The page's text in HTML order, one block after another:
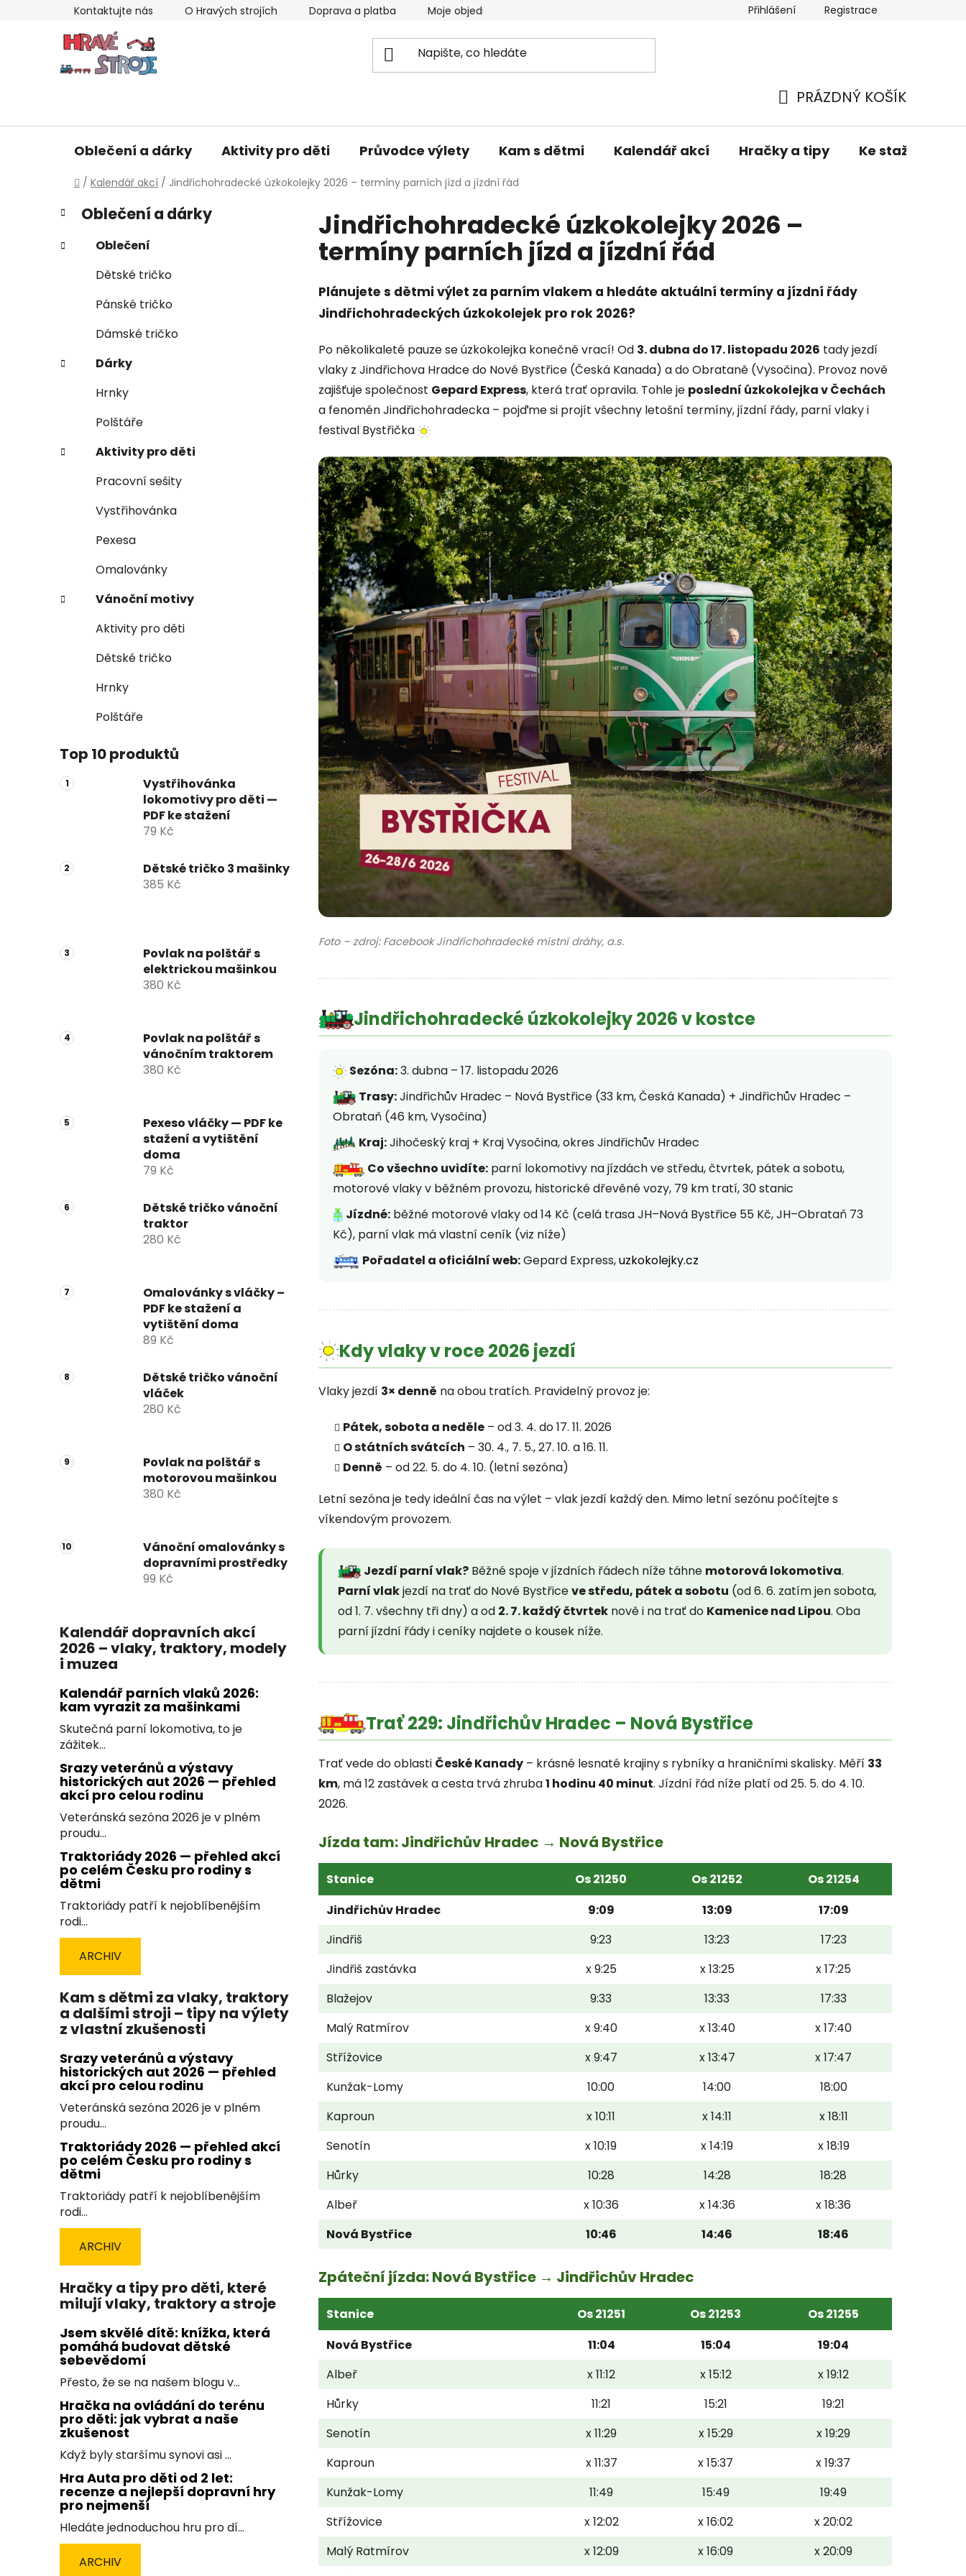
Kontaktujte nás O Hravých strojích Doprava a platba Moje objednávka Obchodní podmínky Podmínky ochrany
Přihlášení Registrace
KOŠÍK
PRÁZDNÝ KOŠÍK
Oblečení a dárky Aktivity pro děti Průvodce výlety Kam s dětmi Kalendář akcí Hračky a tipy Ke stažení
Domů
/ Kalendář akcí / Jindřichohradecké úzkokolejky 2026 – termíny parních jízd a jízdní řád
P
o
s
í
p
l
Přeskočit
kategorie
K
a
e
Oblečení a dárky
Oblečení
Dětské tričko
Pánské tričko
Dámské tričko
Dárky
Hrnky
Polštáře
Aktivity pro děti
Pracovní sešity
Vystřihovánka
Pexesa
Omalovánky
Vánoční motivy
Aktivity pro děti
Dětské tričko
Hrnky
Polštáře
Top 10 produktů
Vystřihovánka
lokomotivy pro děti —
PDF ke stažení
79 Kč
Dětské tričko 3 mašinky
385 Kč
Povlak na polštář s
elektrickou mašinkou
380 Kč
Povlak na polštář s
vánočním traktorem
380 Kč
Pexeso vláčky — PDF ke
stažení a vytištění
doma
79 Kč
Dětské tričko vánoční
traktor
280 Kč
Omalovánky s vláčky –
PDF ke stažení a
vytištění doma
89 Kč
Dětské tričko vánoční
vláček
280 Kč
Povlak na polštář s
motorovou mašinkou
380 Kč
Vánoční omalovánky s
dopravními prostředky
99 Kč
Kalendář dopravních akcí
2026 – vlaky, traktory, modely
i muzea
Kalendář parních vlaků 2026:
kam vyrazit za mašinkami
Skutečná parní lokomotiva, to je
zážitek...
Srazy veteránů a výstavy
historických aut 2026 — přehled
akcí pro celou rodinu
Veteránská sezóna 2026 je v plném
proudu...
Traktoriády 2026 — přehled akcí
po celém Česku pro rodiny s
dětmi
Traktoriády patří k nejoblíbenějším
rodi...
ARCHIV
Kam s dětmi za vlaky, traktory
a dalšími stroji – tipy na výlety
z vlastní zkušenosti
Srazy veteránů a výstavy
historických aut 2026 — přehled
akcí pro celou rodinu
Veteránská sezóna 2026 je v plném
proudu...
Traktoriády 2026 — přehled akcí
po celém Česku pro rodiny s
dětmi
Traktoriády patří k nejoblíbenějším
rodi...
ARCHIV
Hračky a tipy pro děti, které
milují vlaky, traktory a stroje
Jsem skvělé dítě: knížka, která
pomáhá budovat dětské
sebevědomí
Přesto, že se na našem blogu v...
Hračka na ovládání do terénu
pro děti: jak vybrat a naše
zkušenost
Když byly staršímu synovi asi ...
Hra Auta pro děti od 2 let:
recenze a nejlepší dopravní hry
pro nejmenší
Hledáte jednoduchou hru pro dí...
ARCHIV
Jindřichohradecké úzkokolejky 2026 –
termíny parních jízd a jízdní řád
Plánujete s dětmi výlet za parním vlakem a hledáte aktuální termíny a jízdní řády
Jindřichohradeckých úzkokolejek pro rok 2026?
Po několikaleté pauze se úzkokolejka konečně vrací! Od 3. dubna do 17. listopadu 2026 tady jezdí
vlaky z Jindřichova Hradce do Nové Bystřice (Česká Kanada) a do Obrataně (Vysočina). Provoz nově
zajišťuje společnost Gepard Express, která trať opravila. Tohle je poslední úzkokolejka v Čechách
a fenomén Jindřichohradecka – pojďme si projít všechny letošní termíny, jízdní řády, parní vlaky i
festival Bystřička
Foto – zdroj: Facebook Jindřichohradecké místní dráhy, a.s.
Jindřichohradecké úzkokolejky 2026 v kostce
Sezóna:3. dubna – 17. listopadu 2026
Trasy:Jindřichův Hradec – Nová Bystřice (33 km, Česká Kanada) + Jindřichův Hradec –
Obrataň (46 km, Vysočina)
Kraj:Jihočeský kraj + Kraj Vysočina, okres Jindřichův Hradec
Co všechno uvidíte:parní lokomotivy na jízdách ve středu, čtvrtek, pátek a sobotu,
motorové vlaky v běžném provozu, historické dřevěné vozy, 79 km tratí, 30 stanic
Jízdné:běžné motorové vlaky od 14 Kč (celá trasa JH–Nová Bystřice 55 Kč, JH–Obrataň 73
Kč), parní vlak má vlastní ceník (viz níže)
Pořadatel a oficiální web:Gepard Express,uzkokolejky.cz
Kdy vlaky v roce 2026 jezdí
Vlaky jezdí 3× denně na obou tratích. Pravidelný provoz je:
Pátek, sobota a neděle – od 3. 4. do 17. 11. 2026
O státních svátcích – 30. 4., 7. 5., 27. 10. a 16. 11.
Denně – od 22. 5. do 4. 10. (letní sezóna)
Letní sezóna je tedy ideální čas na výlet – vlak jezdí každý den. Mimo letní sezónu počítejte s
víkendovým provozem.
Jezdí parní vlak? Běžné spoje v jízdních řádech níže táhne motorová lokomotiva.
Parní vlakjezdí na trať do Nové Bystřiceve středu, pátek a sobotu (od 6. 6. zatím jen sobota,
od 1. 7. všechny tři dny) a od 2. 7. každý čtvrtek nově i na trať do Kamenice nad Lipou. Oba
parní jízdní řády i ceníky najdete o kousek níže.
Trať 229: Jindřichův Hradec – Nová Bystřice
Trať vede do oblasti České Kanady – krásné lesnaté krajiny s rybníky a hraničními skalisky. Měří 33
km, má 12 zastávek a cesta trvá zhruba1 hodinu 40 minut. Jízdní řád níže platí od 25. 5. do 4. 10.
2026.
Jízda tam: Jindřichův Hradec → Nová Bystřice
Stanice Os 21250 Os 21252
Os 21254
Jindřichův Hradec
9:09 13:09
17:09
Jindřiš
9:23 13:23
17:23
Jindřiš zastávka
x 9:25 x 13:25
x 17:25
Blažejov
9:33 13:33
17:33
Malý Ratmírov
x 9:40 x 13:40
x 17:40
Střížovice
x 9:47 x 13:47
x 17:47
Kunžak-Lomy
10:00 14:00
18:00
Kaproun
x 10:11 x 14:11
x 18:11
Senotín
x 10:19 x 14:19
x 18:19
Hůrky
10:28 14:28
18:28
Albeř
x 10:36 x 14:36
x 18:36
Nová Bystřice
10:46 14:46 18:46
Zpáteční jízda: Nová Bystřice → Jindřichův Hradec
Stanice Os 21251 Os 21253
Os 21255
Nová Bystřice
11:04 15:04
19:04
Albeř
x 11:12 x 15:12
x 19:12
Hůrky
11:21 15:21
19:21
Senotín
x 11:29 x 15:29
x 19:29
Kaproun
x 11:37 x 15:37
x 19:37
Kunžak-Lomy
11:49 15:49
19:49
Střížovice
x 12:02 x 16:02
x 20:02
Malý Ratmírov
x 12:09 x 16:09
x 20:09